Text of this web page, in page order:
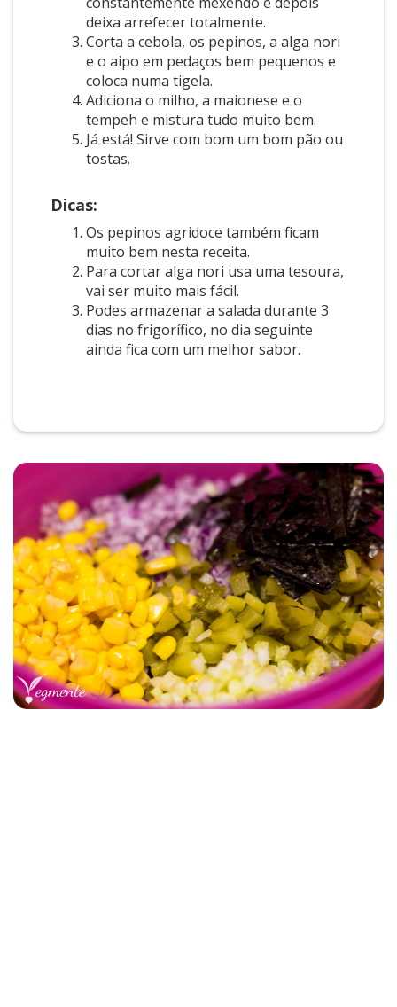
deixa arrefecer totalmente.
Corta a cebola, os pepinos, a alga nori
e o aipo em pedaços bem pequenos e
coloca numa tigela.
Adiciona o milho, a maionese e o
tempeh e mistura tudo muito bem.
Já está! Sirve com bom um bom pão ou
tostas.
Dicas:
Os pepinos agridoce também ficam
muito bem nesta receita.
Para cortar alga nori usa uma tesoura,
vai ser muito mais fácil.
Podes armazenar a salada durante 3
dias no frigorífico, no dia seguinte
ainda fica com um melhor sabor.